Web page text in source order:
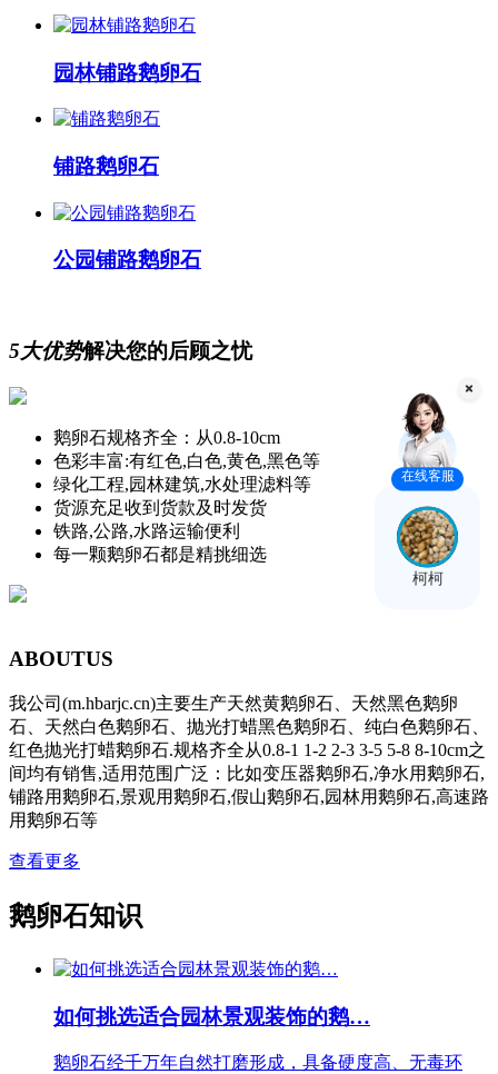
园林铺路鹅卵石
铺路鹅卵石
公园铺路鹅卵石
5大优势解决您的后顾之忧
鹅卵石规格齐全：从0.8-10cm
色彩丰富:有红色,白色,黄色,黑色等
绿化工程,园林建筑,水处理滤料等
货源充足收到货款及时发货
铁路,公路,水路运输便利
每一颗鹅卵石都是精挑细选
ABOUTUS
我公司(m.hbarjc.cn)主要生产天然黄鹅卵石、天然黑色鹅卵
石、天然白色鹅卵石、抛光打蜡黑色鹅卵石、纯白色鹅卵石、
红色抛光打蜡鹅卵石.规格齐全从0.8-1 1-2 2-3 3-5 5-8 8-10cm之
间均有销售,适用范围广泛：比如变压器鹅卵石,净水用鹅卵石,
铺路用鹅卵石,景观用鹅卵石,假山鹅卵石,园林用鹅卵石,高速路
用鹅卵石等
查看更多
鹅卵石知识
如何挑选适合园林景观装饰的鹅…
鹅卵石经千万年自然打磨形成，具备硬度高、无毒环
在线客服
柯柯